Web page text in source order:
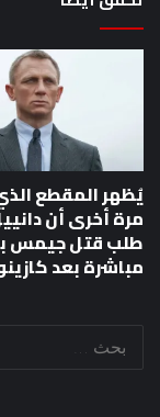
يُظهر المقطع
مرة أخرى أن
طلب قتل جيمس
مباشرة بعد